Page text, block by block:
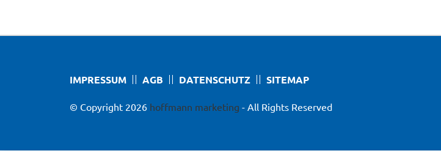
IMPRESSUM AGB DATENSCHUTZ SITEMAP
© Copyright 2026 hoffmann marketing - All Rights Reserved